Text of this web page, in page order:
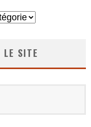
LE SITE